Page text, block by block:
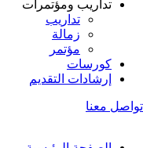
تداريب ومؤتمرات
تداريب
زمالة
مؤتمر
كورسات
إرشادات التقديم
تواصل معنا